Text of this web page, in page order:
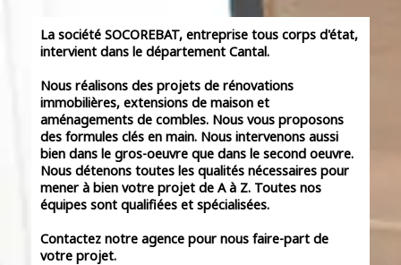
La société SOCOREBAT, entreprise tous corps d'état,
intervient dans le département Cantal.
Nous réalisons des projets de rénovations
immobilières, extensions de maison et
aménagements de combles. Nous vous proposons
des formules clés en main. Nous intervenons aussi
bien dans le gros-oeuvre que dans le second oeuvre.
Nous détenons toutes les qualités nécessaires pour
mener à bien votre projet de A à Z. Toutes nos
équipes sont qualifiées et spécialisées.
Contactez notre agence pour nous faire-part de
votre projet.